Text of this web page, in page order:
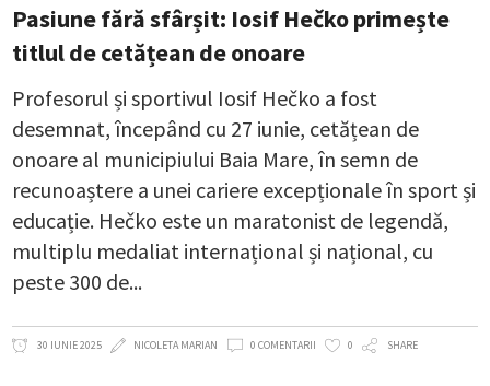
Pasiune fără sfârșit: Iosif Hečko primește
titlul de cetățean de onoare
Profesorul și sportivul Iosif Hečko a fost
desemnat, începând cu 27 iunie, cetățean de
onoare al municipiului Baia Mare, în semn de
recunoaștere a unei cariere excepționale în sport și
educație. Hečko este un maratonist de legendă,
multiplu medaliat internațional și național, cu
peste 300 de
30 IUNIE 2025 NICOLETA MARIAN 0 COMENTARII 0 SHARE